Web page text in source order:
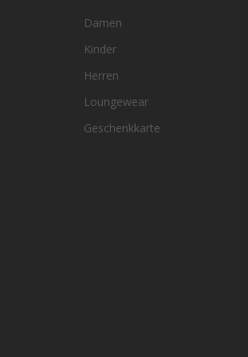
Damen
Kinder
Herren
Loungewear
Geschenkkarte